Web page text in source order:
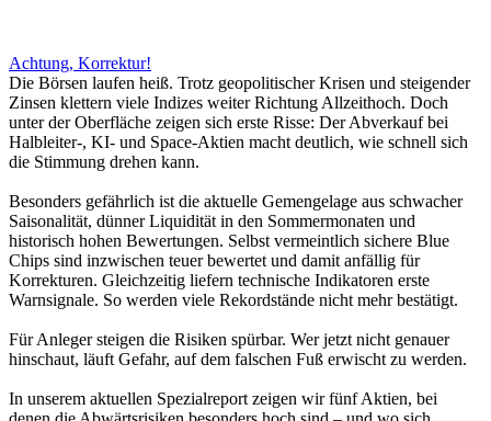
Achtung, Korrektur!
Die Börsen laufen heiß. Trotz geopolitischer Krisen und steigender
Zinsen klettern viele Indizes weiter Richtung Allzeithoch. Doch
unter der Oberfläche zeigen sich erste Risse: Der Abverkauf bei
Halbleiter-, KI- und Space-Aktien macht deutlich, wie schnell sich
die Stimmung drehen kann.
Besonders gefährlich ist die aktuelle Gemengelage aus schwacher
Saisonalität, dünner Liquidität in den Sommermonaten und
historisch hohen Bewertungen. Selbst vermeintlich sichere Blue
Chips sind inzwischen teuer bewertet und damit anfällig für
Korrekturen. Gleichzeitig liefern technische Indikatoren erste
Warnsignale. So werden viele Rekordstände nicht mehr bestätigt.
Für Anleger steigen die Risiken spürbar. Wer jetzt nicht genauer
hinschaut, läuft Gefahr, auf dem falschen Fuß erwischt zu werden.
In unserem aktuellen Spezialreport zeigen wir fünf Aktien, bei